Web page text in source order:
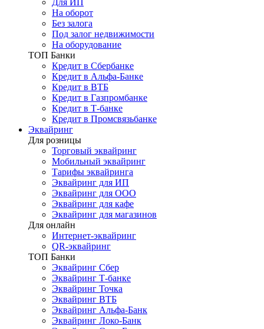
Для ИП
На оборот
Без залога
Под залог недвижимости
На оборудование
ТОП Банки
Кредит в Сбербанке
Кредит в Альфа-Банке
Кредит в ВТБ
Кредит в Газпромбанке
Кредит в Т-банке
Кредит в Промсвязьбанке
Эквайринг
Для розницы
Торговый эквайринг
Мобильный эквайринг
Тарифы эквайринга
Эквайринг для ИП
Эквайринг для ООО
Эквайринг для кафе
Эквайринг для магазинов
Для онлайн
Интернет-эквайринг
QR-эквайринг
ТОП Банки
Эквайринг Сбер
Эквайринг Т-банке
Эквайринг Точка
Эквайринг ВТБ
Эквайринг Альфа-Банк
Эквайринг Локо-Банк